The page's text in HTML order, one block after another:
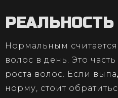
РЕАЛЬНОСТЬ
Нормальным
волос в день. Это
роста волос. Если
норму, стоит